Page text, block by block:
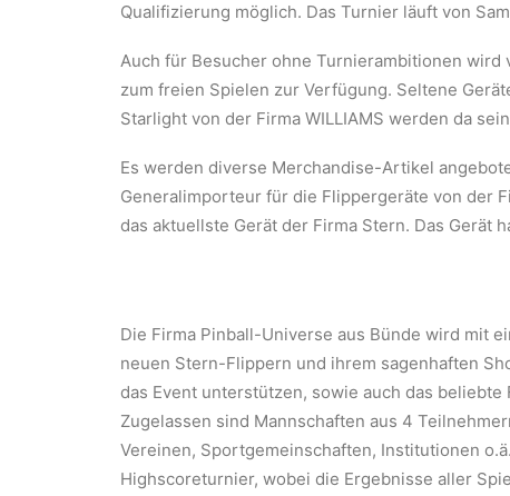
Qualifizierung möglich. Das Turnier läuft von
Auch für Besucher ohne Turnierambitionen wird
zum freien Spielen zur Verfügung. Seltene
Starlight von der Firma WILLIAMS werden da
Es werden diverse Merchandise-Artikel
Generalimporteur für die Flippergeräte von der
das aktuellste Gerät der Firma Stern. Das Gerät
Die Firma Pinball-Universe aus Bünde wird mit
neuen Stern-Flippern und ihrem sagenhaften
das Event unterstützen, sowie auch das
Zugelassen sind Mannschaften aus 4
Vereinen, Sportgemeinschaften, Institutionen
Highscoreturnier, wobei die Ergebnisse aller